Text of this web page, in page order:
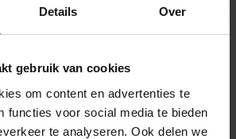
Details Over
gebruik van cookies
om content en advertenties te
functies voor social media te bieden
te analyseren. Ook delen we
40966